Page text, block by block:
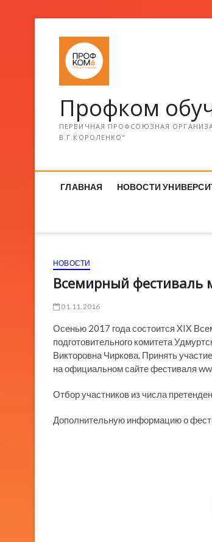
Профком
ПЕРВИЧНАЯ ПРОФСОЮЗНАЯ
В.Г.КОРОЛЕНКО"
ГЛАВНАЯ НОВОСТИ
НОВОСТИ
Всемирный фестиваль
01.11.2016
Осенью 2017 года состоится XIX
подготовительного комитета
Викторовна Чиркова. Принять
на официальном сайте фестиваля
Отбор участников из числа
Дополнительную информацию о